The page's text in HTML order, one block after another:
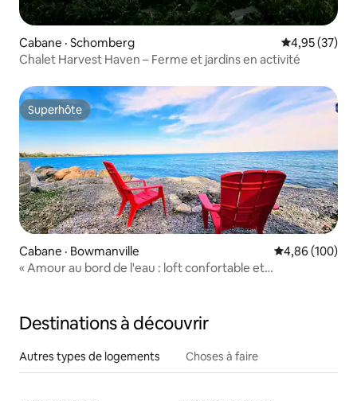
Cabane · Schomberg Note
4,95 (37)
Chalet Harvest Haven – Ferme et jardins en activité
Superhôte
Superhôte
Cabane · Bowmanville Note
4,86 (100)
« Amour au bord de l'eau : loft confortable et
Destinations à découvrir
Autres types de logements Choses à faire